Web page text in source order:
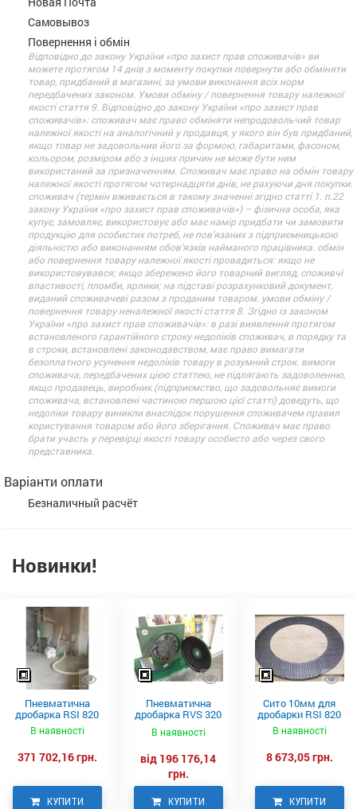
Самовывоз
Повернення і обмін
Відповідно до закону України «про захист прав споживачів» ви
можете протягом 14 днів з моменту покупки повернути або обміняти
товар, придбаний в магазині, за умови виконання всіх норм
передбачених законом. Умови обміну / повернення товару належної
якості стаття 9. Відповідно до закону України «про захист прав
споживачів»: споживач має право обміняти непродовольчий товар
належної якості на аналогічний у продавця, у якого він був придбаний,
якщо товар не задовольнив його за формою, габаритами, фасоном,
кольором, розміром або з інших причин не може бути ним
використаний за призначенням. Споживач має право на обмін товару
належної якості протягом чотирнадцяти днів, не рахуючи дня покупки.
споживач (термін вживається в такому значенні згідно статті 1. п.22
закону України «про захист прав споживачів») – фізична особа, яка
купує, замовляє, використовує або має намір придбати чи замовити
продукцію для особистих потреб, не пов’язаних з підприємницькою
діяльністю або виконанням обов’язків найманого працівника. обмін
або повернення товару належної якості провадиться: якщо не
використовувався; якщо збережено його товарний вигляд, споживчі
властивості, пломби, ярлики; на підставі розрахунковий документ,
виданий споживачеві разом з проданим товаром. умови обміну /
повернення товару неналежної якості стаття 8. Згідно із законом
України «про захист прав споживачів»: в разі виявлення протягом
встановленого гарантійного строку недоліків споживач, в порядку та
в строки, встановлені законодавством, має право вимагати
безоплатного усунення недоліків товару в розумний строк. вимоги
споживача, передбачених цією статтею, не підлягають задоволенню,
якщо продавець, виробник (підприємство, що задовольняє вимоги
споживача, встановлені частиною першою цієї статті) доведуть, що
недоліки товару виникли внаслідок порушення споживачем правил
користування товаром або його зберігання. Споживач має право
брати участь у перевірці якості товару особисто або через свого
представника.
Варіанти оплати
Безналичный расчёт
Новинки!
Пневматична
дробарка RSI 820
В наявності
371 702,16 грн.
КУПИТИ
Пневматична
дробарка RVS 320
Neuero
В наявності
від 196 176,14
грн.
КУПИТИ
Сито 10мм для
дробарки RSI 820
В наявності
8 673,05 грн.
КУПИТИ